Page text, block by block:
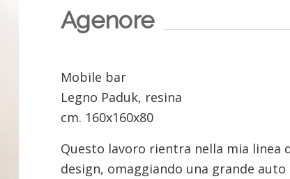
Agenore
Mobile bar
Legno Paduk, resina
cm. 160x160x80
Questo lavoro rientra nella mia linea
design, omaggiando una grande auto